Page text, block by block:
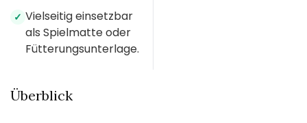
✓ Vielseitig einsetzbar
als Spielmatte oder
Fütterungsunterlage.
Überblick